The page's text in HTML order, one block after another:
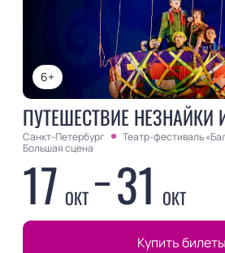
6+
ПУТЕШЕСТВИЕ НЕЗНАЙКИ
Санкт-Петербург
Театр-фестиваль
Большая сцена
17 ОКТ 31 ОКТ
Купить билеты